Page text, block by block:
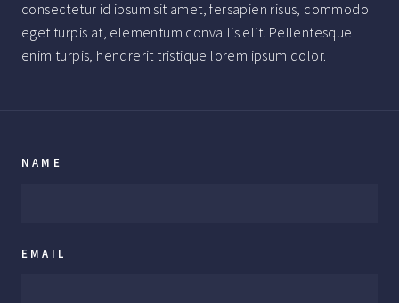
consectetur id ipsum sit amet, fersapien risus, commodo
eget turpis at, elementum convallis elit. Pellentesque
enim turpis, hendrerit tristique lorem ipsum dolor.
NAME
EMAIL